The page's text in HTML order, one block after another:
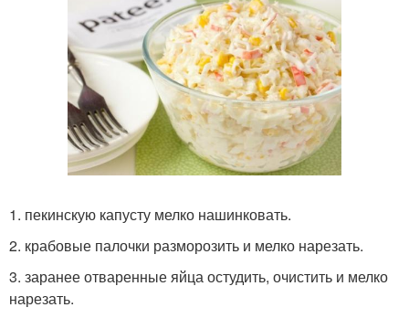
1. пекинскую капусту мелко нашинковать.
2. крабовые палочки разморозить и мелко нарезать.
3. заранее отваренные яйца остудить, очистить и мелко
нарезать.